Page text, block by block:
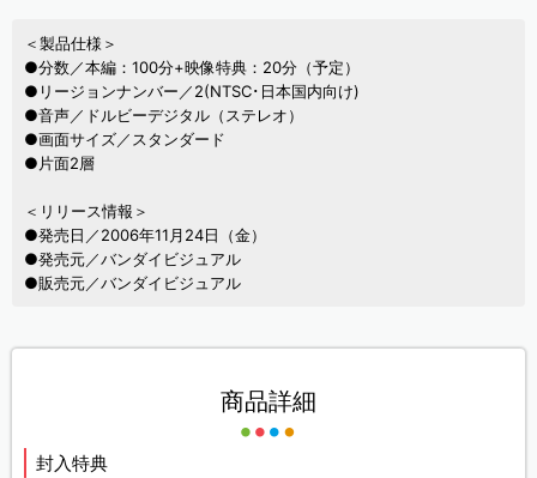
＜製品仕様＞
●分数／本編：100分+映像特典：20分（予定）
●リージョンナンバー／2(NTSC･日本国内向け)
●音声／ドルビーデジタル（ステレオ）
●画面サイズ／スタンダード
●片面2層
＜リリース情報＞
●発売日／2006年11月24日（金）
●発売元／バンダイビジュアル
●販売元／バンダイビジュアル
商品詳細
封入特典